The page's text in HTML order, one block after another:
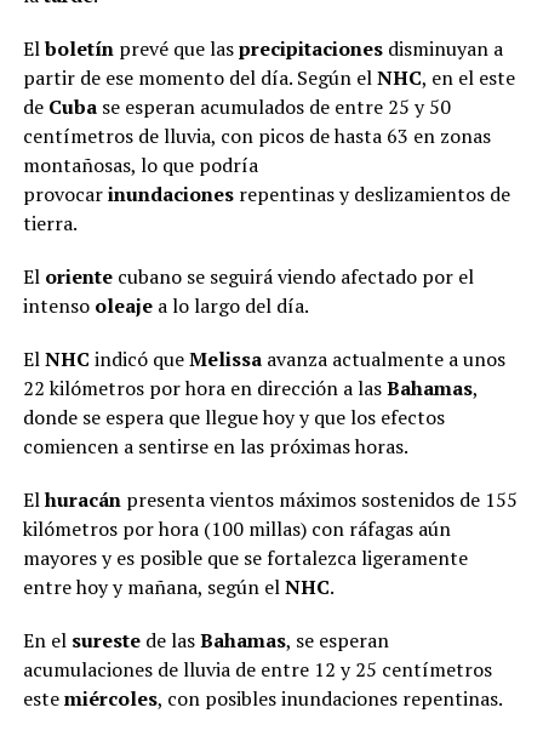
Elboletínprevé que lasprecipitacionesdisminuyan a
partir de ese momento del día. Según elNHC, en el este
de Cubase esperan acumulados de entre 25 y 50
centímetros de lluvia, con picos de hasta 63 en zonas
montañosas, lo que podría
provocarinundacionesrepentinas y deslizamientos de
tierra.
El orientecubano se seguirá viendo afectado por el
intenso oleajea lo largo del día.
ElNHC indicó queMelissaavanza actualmente a unos
22 kilómetros por hora en dirección a lasBahamas,
donde se espera que llegue hoy y que los efectos
comiencen a sentirse en las próximas horas.
Elhuracánpresenta vientos máximos sostenidos de 155
kilómetros por hora (100 millas) con ráfagas aún
mayores y es posible que se fortalezca ligeramente
entre hoy y mañana, según elNHC.
En el surestede lasBahamas, se esperan
acumulaciones de lluvia de entre 12 y 25 centímetros
estemiércoles, con posibles inundaciones repentinas.